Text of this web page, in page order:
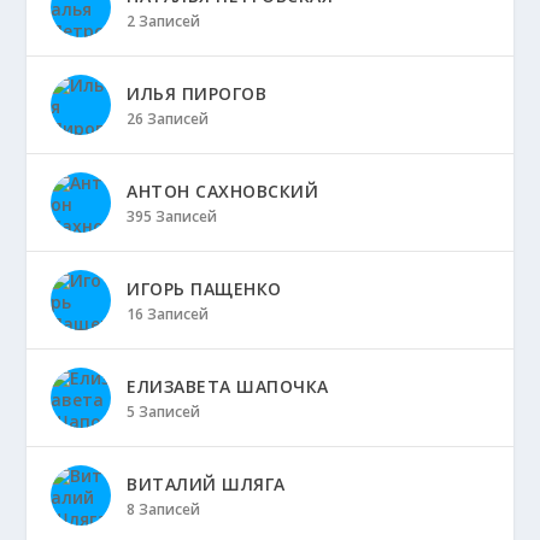
2 Записей
ИЛЬЯ ПИРОГОВ
26 Записей
АНТОН САХНОВСКИЙ
395 Записей
ИГОРЬ ПАЩЕНКО
16 Записей
ЕЛИЗАВЕТА ШАПОЧКА
5 Записей
ВИТАЛИЙ ШЛЯГА
8 Записей